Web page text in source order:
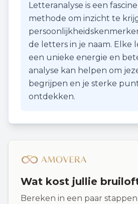
Letteranalyse is een
methode om inzicht te
de letters in je naam. Elke
een unieke energie en
analyse kan helpen om
begrijpen en je sterke
ontdekken.
Wat kost jullie
Bereken in een paar